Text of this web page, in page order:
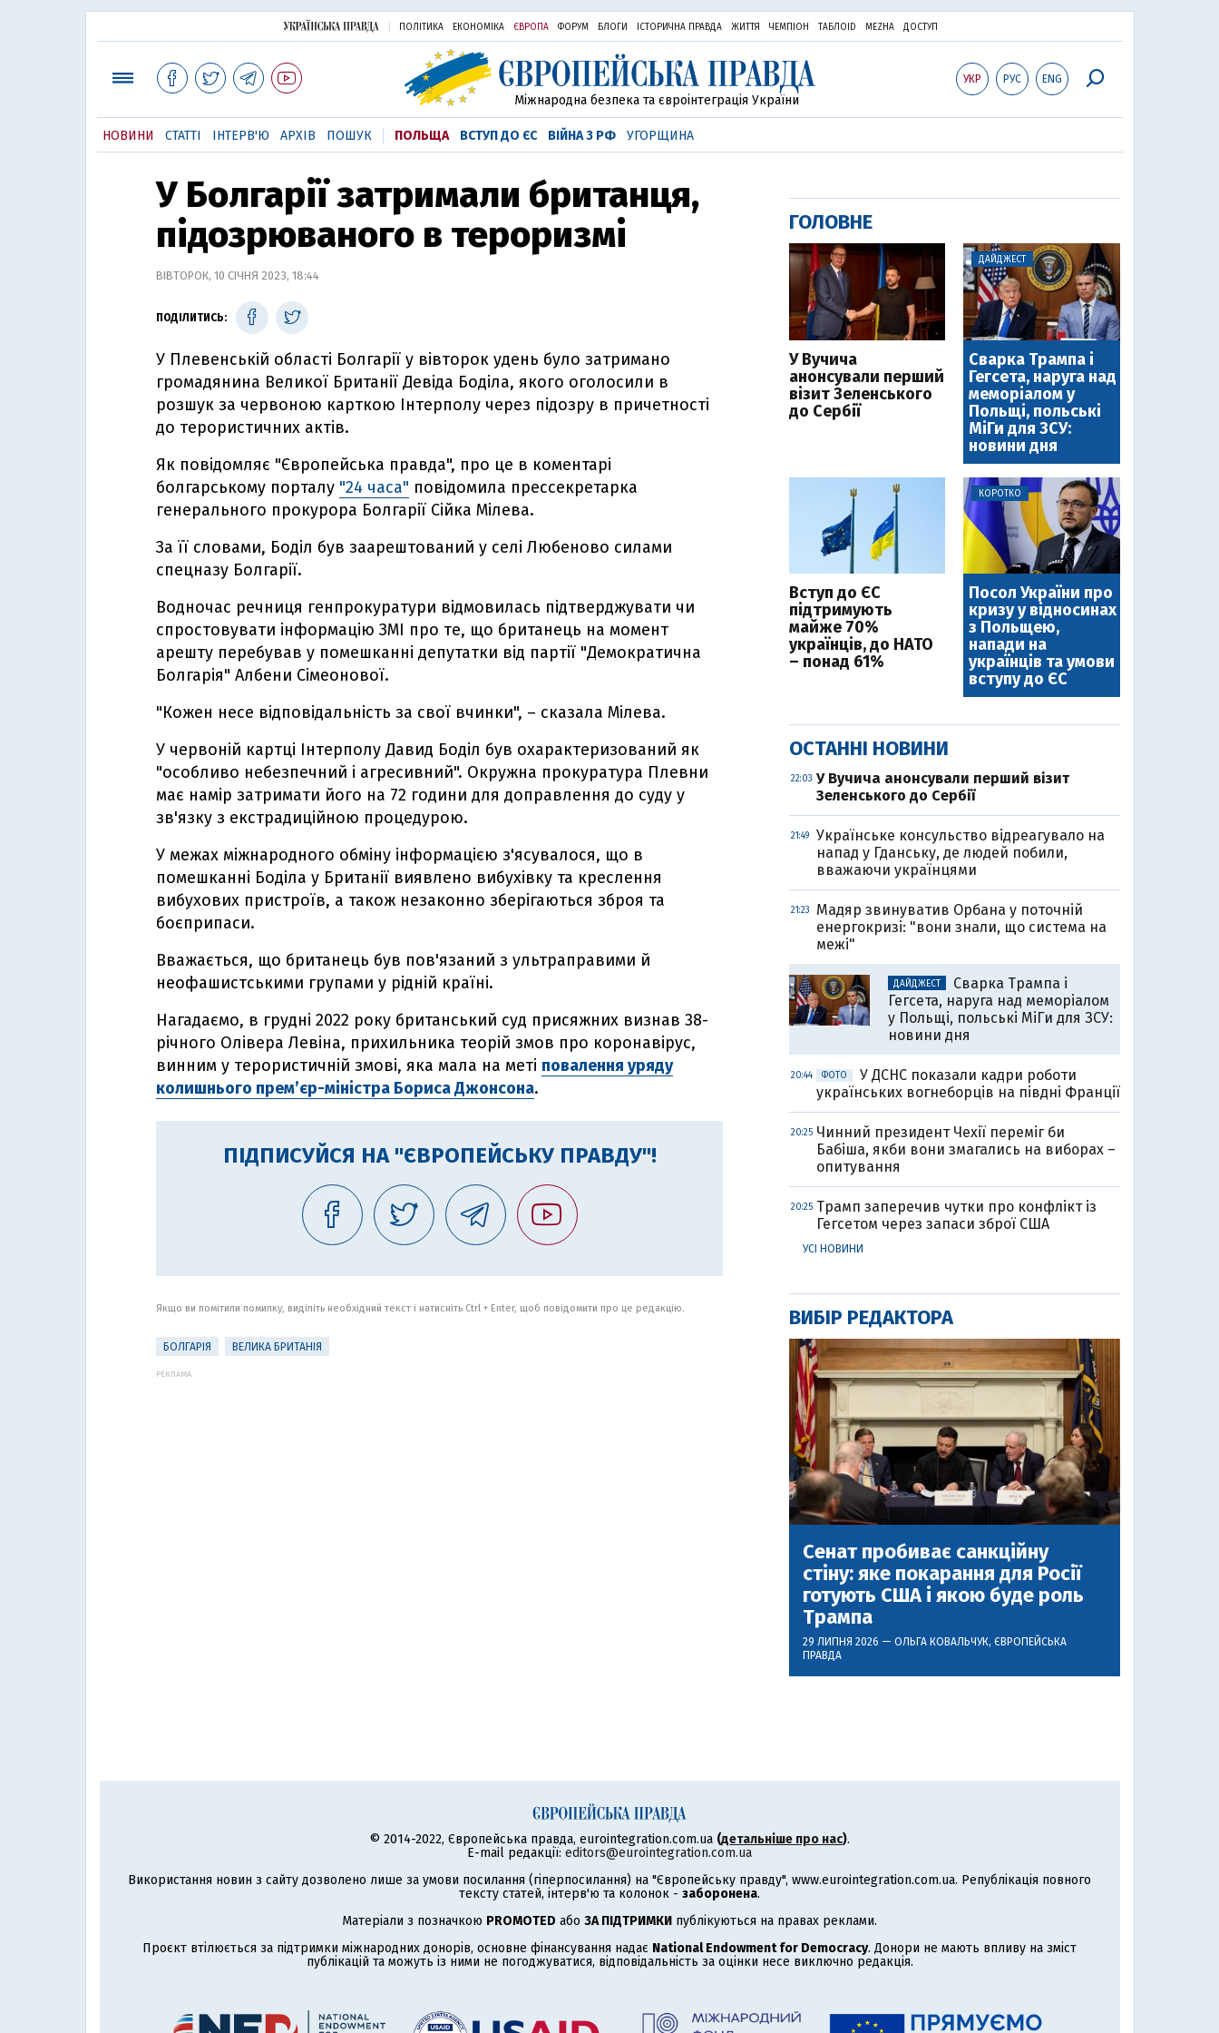
ПОЛІТИКА ЕКОНОМІКА ЄВРОПА ФОРУМ БЛОГИ ІСТОРИЧНА ПРАВДА ЖИТТЯ ЧЕМПІОН ТАБЛОID MEZHA ДОСТУП
УКР РУС ENG
Міжнародна безпека та євроінтеграція України
НОВИНИ СТАТТІ ІНТЕРВ'Ю АРХІВ ПОШУК ПОЛЬЩА ВСТУП ДО ЄС ВІЙНА З РФ УГОРЩИНА
У Болгарії затримали британця,
підозрюваного в тероризмі
ВІВТОРОК, 10 СІЧНЯ 2023, 18:44
ПОДІЛИТИСЬ:
У Плевенській області Болгарії у вівторок удень було затримано
громадянина Великої Британії Девіда Боділа, якого оголосили в
розшук за червоною карткою Інтерполу через підозру в причетності
до терористичних актів.
Як повідомляє "Європейська правда", про це в коментарі
болгарському порталу "24 часа" повідомила прессекретарка
генерального прокурора Болгарії Сійка Мілева.
За її словами, Боділ був заарештований у селі Любеново силами
спецназу Болгарії.
Водночас речниця генпрокуратури відмовилась підтверджувати чи
спростовувати інформацію ЗМІ про те, що британець на момент
арешту перебував у помешканні депутатки від партії "Демократична
Болгарія" Албени Сімеонової.
"Кожен несе відповідальність за свої вчинки", – сказала Мілева.
У червоній картці Інтерполу Давид Боділ був охарактеризований як
"особливо небезпечний і агресивний". Окружна прокуратура Плевни
має намір затримати його на 72 години для доправлення до суду у
зв'язку з екстрадиційною процедурою.
У межах міжнародного обміну інформацією з'ясувалося, що в
помешканні Боділа у Британії виявлено вибухівку та креслення
вибухових пристроїв, а також незаконно зберігаються зброя та
боєприпаси.
Вважається, що британець був пов'язаний з ультраправими й
неофашистськими групами у рідній країні.
Нагадаємо, в грудні 2022 року британський суд присяжних визнав 38-
річного Олівера Левіна, прихильника теорій змов про коронавірус,
винним у терористичній змові, яка мала на меті повалення уряду
колишнього прем’єр-міністра Бориса Джонсона.
ПІДПИСУЙСЯ НА "ЄВРОПЕЙСЬКУ ПРАВДУ"!
Якщо ви помітили помилку, виділіть необхідний текст і натисніть Ctrl + Enter, щоб повідомити про це редакцію.
БОЛГАРІЯ ВЕЛИКА БРИТАНІЯ
РЕКЛАМА:
ГОЛОВНЕ
У Вучича
анонсували перший
візит Зеленського
до Сербії
ДАЙДЖЕСТ
Сварка Трампа і
Гегсета, наруга над
меморіалом у
Польщі, польські
МіГи для ЗСУ:
новини дня
Вступ до ЄС
підтримують
майже 70%
українців, до НАТО
– понад 61%
КОРОТКО
Посол України про
кризу у відносинах
з Польщею,
напади на
українців та умови
вступу до ЄС
ОСТАННІ НОВИНИ
22:03 У Вучича анонсували перший візит
Зеленського до Сербії
21:49
Українське консульство відреагувало на
напад у Гданську, де людей побили,
вважаючи українцями
21:23
Мадяр звинуватив Орбана у поточній
енергокризі: "вони знали, що система на
межі"
ДАЙДЖЕСТ
Сварка Трампа і
Гегсета, наруга над меморіалом
у Польщі, польські МіГи для ЗСУ:
новини дня
20:44 ФОТО
У ДСНС показали кадри роботи
українських вогнеборців на півдні Франції
20:25 Чинний президент Чехії переміг би
Бабіша, якби вони змагались на виборах –
опитування
20:25 Трамп заперечив чутки про конфлікт із
Гегсетом через запаси зброї США
УСІ НОВИНИ
ВИБІР РЕДАКТОРА
Сенат пробиває санкційну
стіну: яке покарання для Росії
готують США і якою буде роль
Трампа
29 ЛИПНЯ 2026 — ОЛЬГА КОВАЛЬЧУК, ЄВРОПЕЙСЬКА
ПРАВДА
© 2014-2022, Європейська правда, eurointegration.com.ua (детальніше про нас).
E-mail редакції: editors@eurointegration.com.ua
Використання новин з сайту дозволено лише за умови посилання (гіперпосилання) на "Європейську правду", www.eurointegration.com.ua. Републікація повного
тексту статей, інтерв'ю та колонок - заборонена.
Матеріали з позначкою PROMOTED або ЗА ПІДТРИМКИ публікуються на правах реклами.
Проєкт втілюється за підтримки міжнародних донорів, основне фінансування надає National Endowment for Democracy. Донори не мають впливу на зміст
публікацій та можуть із ними не погоджуватися, відповідальність за оцінки несе виключно редакція.